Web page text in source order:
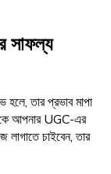
হলে, তার প্রভাব মাপা
আপনার UGC-এর
লাগাতে চাইবেন, তার